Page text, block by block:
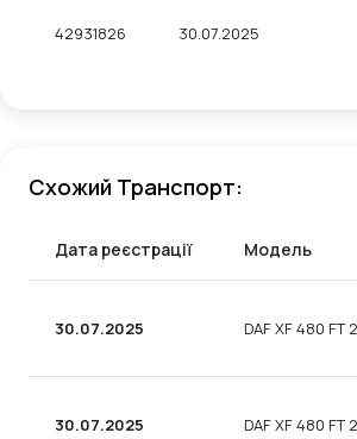
42931826 30.07.2025
Схожий Транспорт:
Дата реєстрації Модель
30.07.2025 DAF XF 480 FT
30.07.2025 DAF XF 480 FT